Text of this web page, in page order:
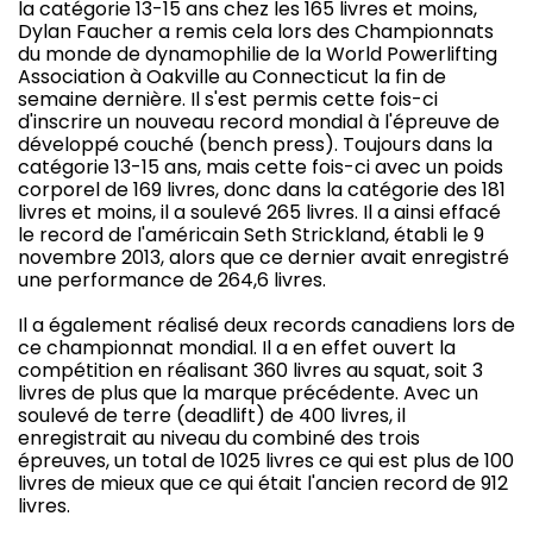
submenu (Documentation )
la catégorie 13-15 ans chez les 165 livres et moins,
Dylan Faucher a remis cela lors des Championnats
du monde de dynamophilie de la World Powerlifting
Association à Oakville au Connecticut la fin de
semaine dernière. Il s'est permis cette fois-ci
d'inscrire un nouveau record mondial à l'épreuve de
développé couché (bench press). Toujours dans la
catégorie 13-15 ans, mais cette fois-ci avec un poids
corporel de 169 livres, donc dans la catégorie des 181
livres et moins, il a soulevé 265 livres. Il a ainsi effacé
le record de l'américain Seth Strickland, établi le 9
novembre 2013, alors que ce dernier avait enregistré
une performance de 264,6 livres.
Il a également réalisé deux records canadiens lors de
ce championnat mondial. Il a en effet ouvert la
compétition en réalisant 360 livres au squat, soit 3
livres de plus que la marque précédente. Avec un
soulevé de terre (deadlift) de 400 livres, il
enregistrait au niveau du combiné des trois
épreuves, un total de 1025 livres ce qui est plus de 100
livres de mieux que ce qui était l'ancien record de 912
livres.